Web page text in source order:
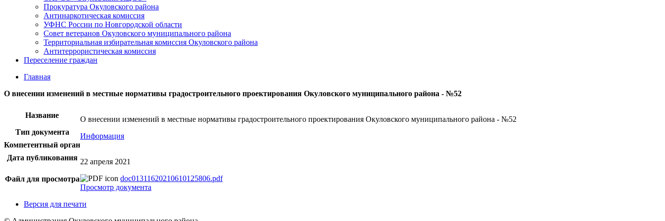
Прокуратура Окуловского района
Антинаркотическая комиссия
УФНС России по Новгородской области
Совет ветеранов Окуловского муниципального района
Территориальная избирательная комиссия Окуловского района
Антитеррористическая комиссия
Переселение граждан
Главная
О внесении изменений в местные нормативы градостроительного проектирования Окуловского муниципального района - №52
Название
О внесении изменений в местные нормативы градостроительного проектирования Окуловского муниципального района - №52
Тип документа
Информация
Компетентный орган
Дата публикования 22 апреля 2021
Файл для просмотра
doc01311620210610125806.pdf
Просмотр документа
Версия для печати